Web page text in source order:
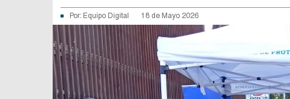
Por: Equipo Digital 18 de Mayo 2026